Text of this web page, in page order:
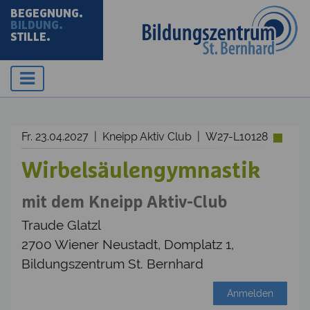
BEGEGNUNG.
BILDUNG.
STILLE.
Fr. 23.04.2027 | Kneipp Aktiv Club | W27-L10128
Wirbelsäulengymnastik
mit dem Kneipp Aktiv-Club
Traude Glatzl
2700 Wiener Neustadt, Domplatz 1,
Bildungszentrum St. Bernhard
Anmelden